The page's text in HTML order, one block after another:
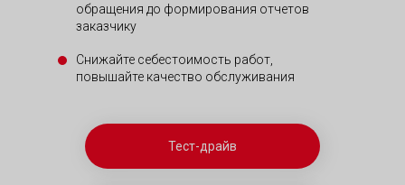
Тест-драйв
Снижайте себестоимость работ,
повышайте качество обслуживания
обращения до формирования отчетов
заказчику